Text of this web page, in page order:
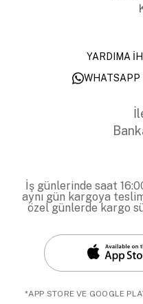
YARDIMA
WHATSAPP
İş günlerinde saat
aynı gün kargoya
özel günlerde kargo
*APP STORE VE GOOGLE